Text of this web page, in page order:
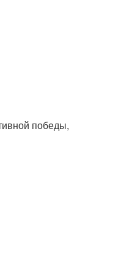
победы,